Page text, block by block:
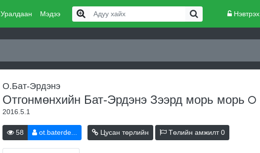
Уралдаан Мэдээ Нэвтрэх
О.Бат-Эрдэнэ
Отгонмөнхийн Бат-Эрдэнэ Зээрд морь морь
2016.5.1
58 ot.baterde... Цусан төрлийн Төлийн амжилт0